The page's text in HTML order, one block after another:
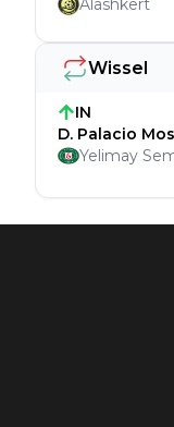
Wissel
IN
D. Palacio
Yelimay
Alashkert